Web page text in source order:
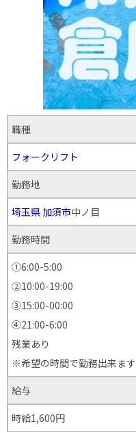
職種
フォークリフト
勤務地
埼玉県 加須市中ノ目
勤務時間
①6:00-5:00
②10:00-19:00
③15:00-00:00
④21:00-6:00
残業あり
※希望の時間で勤務出来ます
給与
時給1,600円